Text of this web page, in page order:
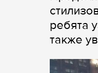
ребята
также